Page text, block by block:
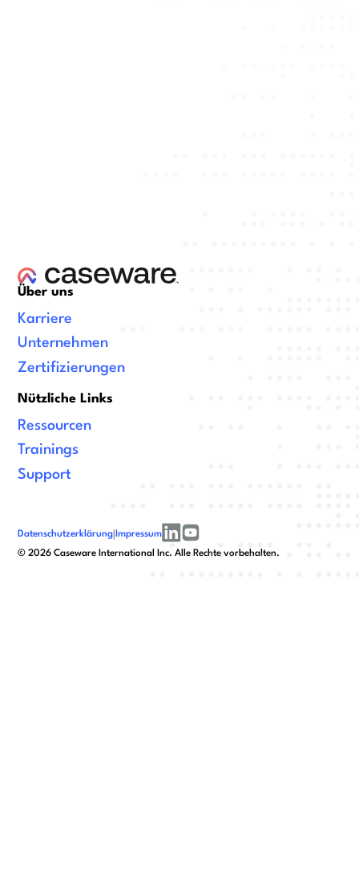
Über uns
Karriere
Unternehmen
Zertifizierungen
Nützliche Links
Ressourcen
Trainings
Support
©2026 Caseware International Inc. Alle Rechte vorbehalten.
Datenschutzerklärung | Impressum
linkedinyoutube